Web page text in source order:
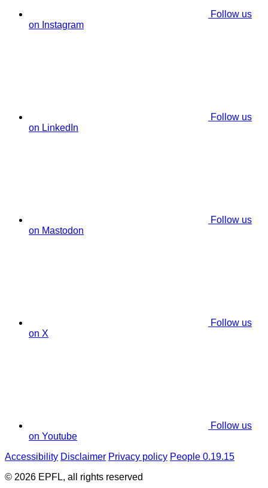
Follow us
on Instagram
Follow us
on LinkedIn
Follow us
on Mastodon
Follow us
on X
Follow us
on Youtube
Accessibility Disclaimer Privacy policy People 0.19.15
© 2026 EPFL, all rights reserved